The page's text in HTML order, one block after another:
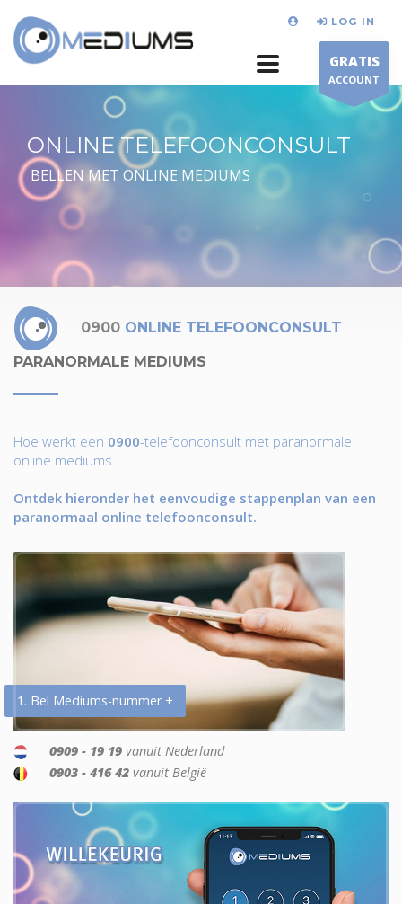
LOG IN
GRATIS
ACCOUNT
ONLINE TELEFOONCONSULT
BELLEN MET ONLINE MEDIUMS
0900 ONLINE TELEFOONCONSULT
PARANORMALE MEDIUMS
Hoe werkt een 0900-telefoonconsult met paranormale
online mediums.
Ontdek hieronder het eenvoudige stappenplan van een
paranormaal online telefoonconsult.
1. Bel Mediums-nummer +
0909 - 19 19 vanuit Nederland
0903 - 416 42 vanuit België